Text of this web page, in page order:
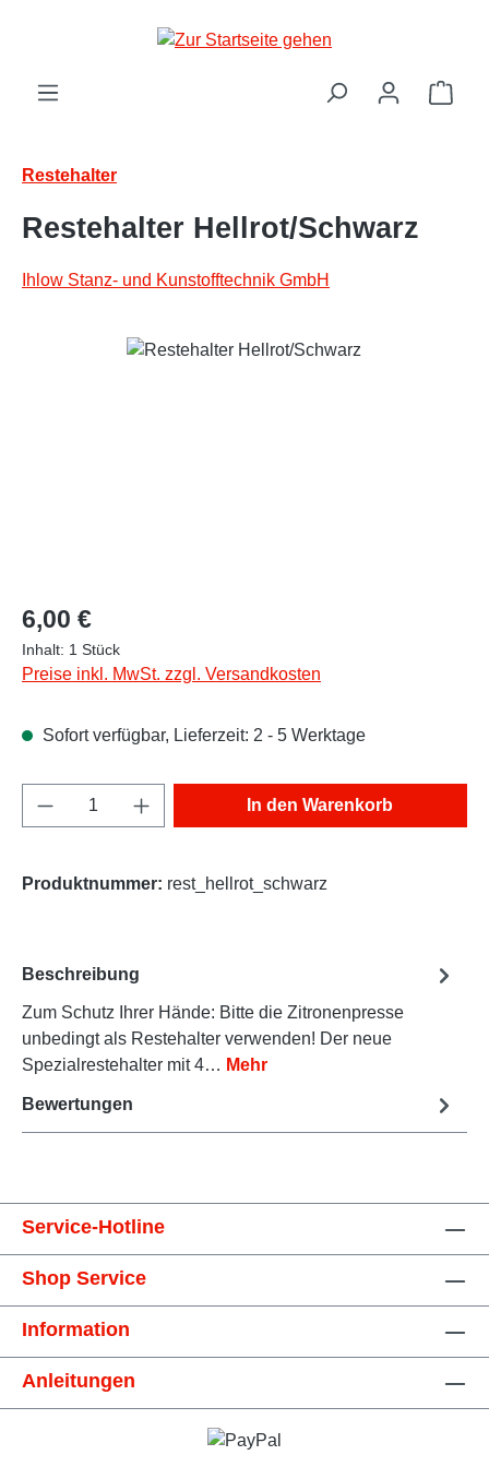
Zum Hauptinhalt springen
Restehalter
Restehalter Hellrot/Schwarz
Ihlow Stanz- und Kunstofftechnik GmbH
Bildergalerie überspringen
Regulärer Preis:
6,00 €
Inhalt: 1 Stück
Preise inkl. MwSt. zzgl. Versandkosten
Sofort verfügbar, Lieferzeit: 2 - 5 Werktage
Produkt Anzahl: Gib den gewünschten
In den Warenkorb
Produktnummer: rest_hellrot_schwarz
Beschreibung
Zum Schutz Ihrer Hände: Bitte die Zitronenpresse
unbedingt als Restehalter verwenden! Der neue
Spezialrestehalter mit 4… Mehr
Bewertungen
Service-Hotline
Shop Service
Information
Anleitungen